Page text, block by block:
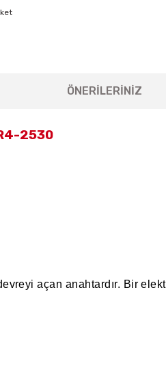
ÖNERİLERİNİZ
2530
açan anahtardır. Bir